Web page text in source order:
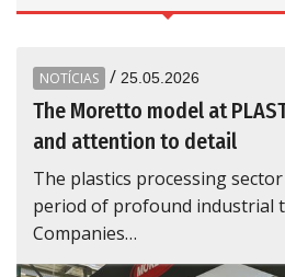
NOTÍCIAS / 25.05.2026
The Moretto model at
and attention to detail
The plastics processing
period of profound industrial
Companies…